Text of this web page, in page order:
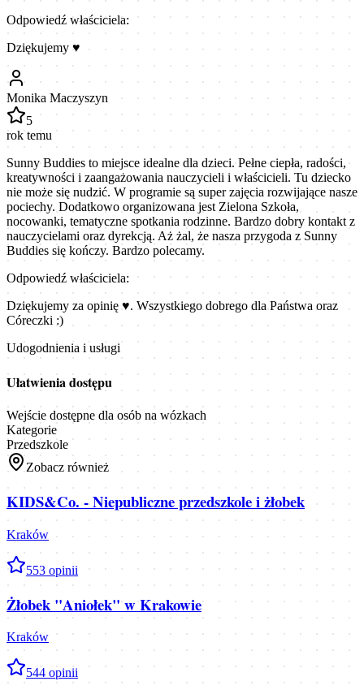
Odpowiedź właściciela:
Dziękujemy ♥️
Monika Maczyszyn
5
rok temu
Sunny Buddies to miejsce idealne dla dzieci. Pełne ciepła, radości,
kreatywności i zaangażowania nauczycieli i właścicieli. Tu dziecko
nie może się nudzić. W programie są super zajęcia rozwijające nasze
pociechy. Dodatkowo organizowana jest Zielona Szkoła,
nocowanki, tematyczne spotkania rodzinne. Bardzo dobry kontakt z
nauczycielami oraz dyrekcją. Aż żal, że nasza przygoda z Sunny
Buddies się kończy. Bardzo polecamy.
Odpowiedź właściciela:
Dziękujemy za opinię ♥️. Wszystkiego dobrego dla Państwa oraz
Córeczki :)
Udogodnienia i usługi
Ułatwienia dostępu
Wejście dostępne dla osób na wózkach
Kategorie
Przedszkole
Zobacz również
KIDS&Co. - Niepubliczne przedszkole i żłobek
Kraków
553 opinii
Żłobek "Aniołek" w Krakowie
Kraków
544 opinii